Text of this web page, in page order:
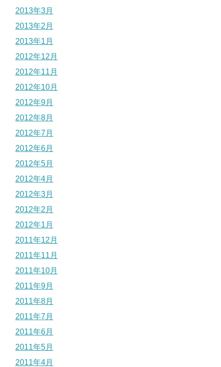
2013年3月
2013年2月
2013年1月
2012年12月
2012年11月
2012年10月
2012年9月
2012年8月
2012年7月
2012年6月
2012年5月
2012年4月
2012年3月
2012年2月
2012年1月
2011年12月
2011年11月
2011年10月
2011年9月
2011年8月
2011年7月
2011年6月
2011年5月
2011年4月